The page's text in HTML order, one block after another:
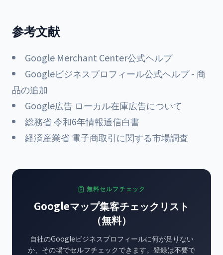
参考文献
Google Merchant Center公式ヘルプ
Googleビジネスプロフィール公式ヘルプ - 商
品の追加
Google広告 ローカル在庫広告について
総務省 令和6年情報通信白書
経済産業省 電子商取引に関する市場調査
無料セルフチェック
Googleマップ集客チェックリスト
（無料）
自社のGoogleビジネスプロフィールに何が足りない
か、その場でセルフチェックできます。登録は不要で